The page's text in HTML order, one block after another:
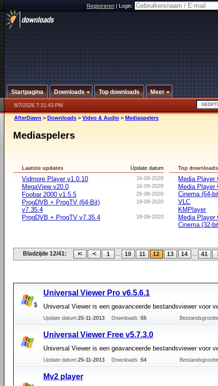
Registreren|Login:
Startpagina Downloads Top downloads Meer
8/7/2026 7:31:43 PM
AfterDawn > Downloads > Video & Audio > Mediaspelers
Mediaspelers
Update datum
Laatste updates
16-09-2020
Vidmore Player v1.0.10
16-09-2020
MegaView v20.0
25-08-2020
Foobar 2000 v1.5.5
18-08-2020
ProgDVB + ProgTV (64-Bit)
v7.35.4
18-08-2020
ProgDVB + ProgTV v7.35.4
Top downloads
Media Player
Media Player
Cinema (64-
VLC
KMPlayer
Media Player
Cinema (32-
Bladzijde 12/41: 1 ... 10 11 12 13 14 ... 41
Universal Viewer Pro v6.5.6.1
Universal Viewer is een geavanceerde bestandsviewer voor
Update datum:25-11-2013 Downloads :55
Universal Viewer Free v5.7.3.0
Universal Viewer is een geavanceerde bestandsviewer voor
Update datum:25-11-2013 Downloads :54
Mv2 player